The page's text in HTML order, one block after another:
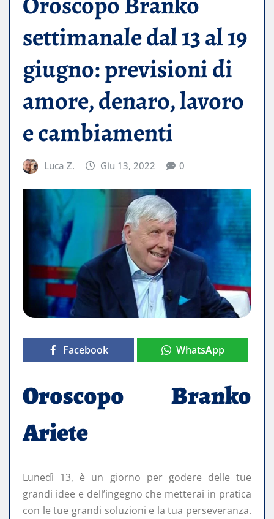
settimanale dal 13 al 19
giugno: previsioni di
amore, denaro, lavoro
e cambiamenti
Luca Z. Giu 13, 2022 0
Facebook WhatsApp
Oroscopo Branko
Ariete
Lunedì 13, è un giorno per godere delle tue
grandi idee e dell’ingegno che metterai in pratica
con le tue grandi soluzioni e la tua perseveranza.